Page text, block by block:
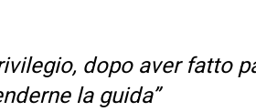
dopo aver fatto
la guida”